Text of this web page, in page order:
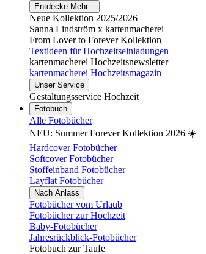
Entdecke Mehr...
Neue Kollektion 2025/2026
Sanna Lindström x kartenmacherei
From Lover to Forever Kollektion
Textideen für Hochzeitseinladungen
kartenmacherei Hochzeitsnewsletter
kartenmacherei Hochzeitsmagazin
Unser Service
Gestaltungsservice Hochzeit
Fotobuch
Alle Fotobücher
NEU: Summer Forever Kollektion 2026 ☀️
Hardcover Fotobücher
Softcover Fotobücher
Stoffeinband Fotobücher
Layflat Fotobücher
Nach Anlass
Fotobücher vom Urlaub
Fotobücher zur Hochzeit
Baby-Fotobücher
Jahresrückblick-Fotobücher
Fotobuch zur Taufe